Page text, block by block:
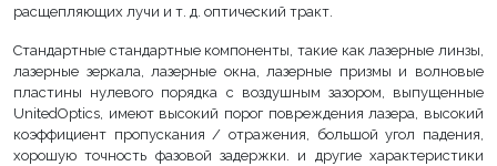
расщепляющих лучи и т. д. оптический тракт.
Стандартные стандартные компоненты, такие как лазерные линзы,
лазерные зеркала, лазерные окна, лазерные призмы и волновые
пластины нулевого порядка с воздушным зазором, выпущенные
UnitedOptics, имеют высокий порог повреждения лазера, высокий
коэффициент пропускания / отражения, большой угол падения,
хорошую точность фазовой задержки. и другие характеристики